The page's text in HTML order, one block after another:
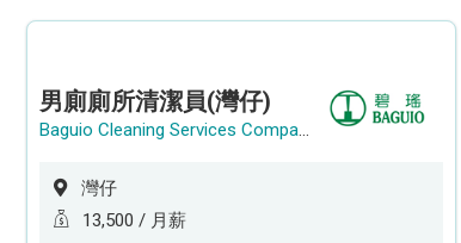
男廁廁所清潔員(灣仔)
Baguio Cleaning Services Company Limited
灣仔
13,500 / 月薪